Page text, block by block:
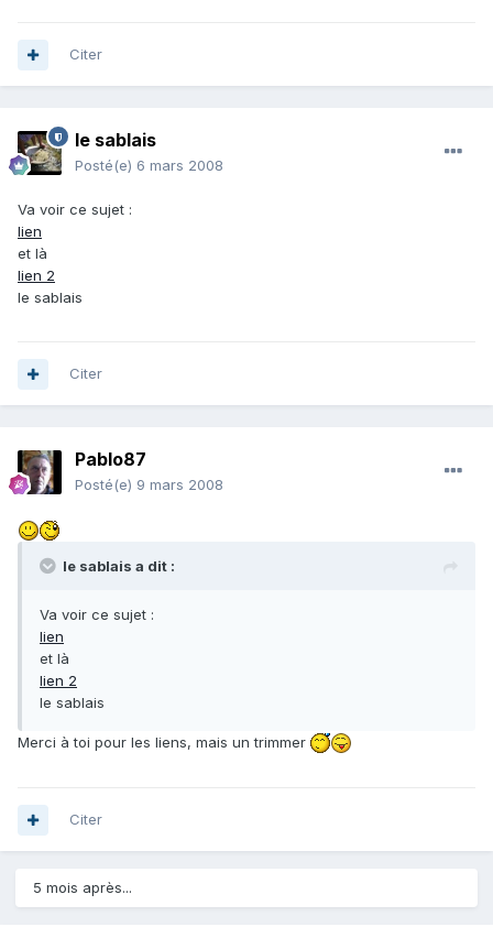
Citer
le sablais
Posté(e) 6 mars 2008
Va voir ce sujet :
lien
et là
lien 2
le sablais
Citer
Pablo87
Posté(e) 9 mars 2008
le sablais a dit :
Va voir ce sujet :
lien
et là
lien 2
le sablais
Merci à toi pour les liens, mais un trimmer
Citer
5 mois après...